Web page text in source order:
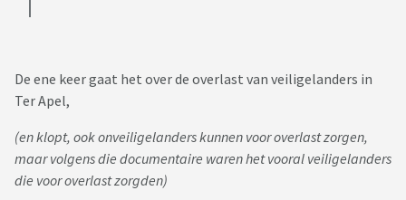
De ene keer gaat het over de overlast van veiligelanders in
Ter Apel,
(en klopt, ook onveiligelanders kunnen voor overlast zorgen,
maar volgens die documentaire waren het vooral veiligelanders
die voor overlast zorgden)